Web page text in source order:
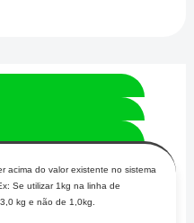
acima do valor existente no sistema
Se utilizar 1kg na linha de
kg e não de 1,0kg.